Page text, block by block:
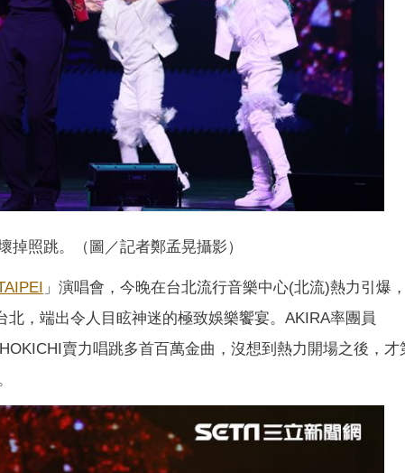
掉照跳。（圖／記者鄭孟晃攝影）
」演唱會，今晚在台北流行音樂中心(北流)熱力引爆，
，端出令人目眩神迷的極致娛樂饗宴。AKIRA率團員
賣力唱跳多首百萬金曲，沒想到熱力開場之後，才